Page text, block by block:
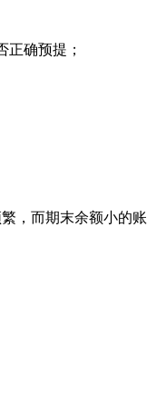
确预提；
，而期末余额小的